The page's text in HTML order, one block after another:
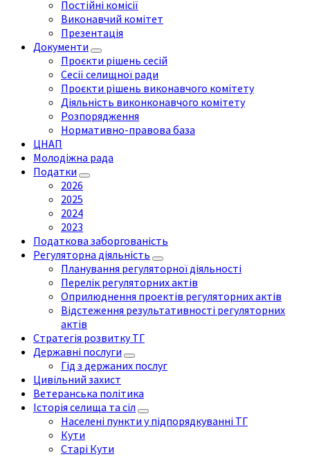
Постійні комісії
Виконавчий комітет
Презентація
Документи
Проєкти рішень сесій
Сесії селищної ради
Проєкти рішень виконавчого комітету
Діяльність виконконавчого комітету
Розпорядження
Нормативно-правова база
ЦНАП
Молодіжна рада
Податки
2026
2025
2024
2023
Податкова заборгованість
Регуляторна діяльність
Планування регуляторної діяльності
Перелік регуляторних актів
Оприлюднення проектів регуляторних актів
Відстеження результативності регуляторних
актів
Стратегія розвитку ТГ
Державні послуги
Гід з держаних послуг
Цивільний захист
Ветеранська політика
Історія селища та сіл
Населені пункти у підпорядкуванні ТГ
Кути
Старі Кути